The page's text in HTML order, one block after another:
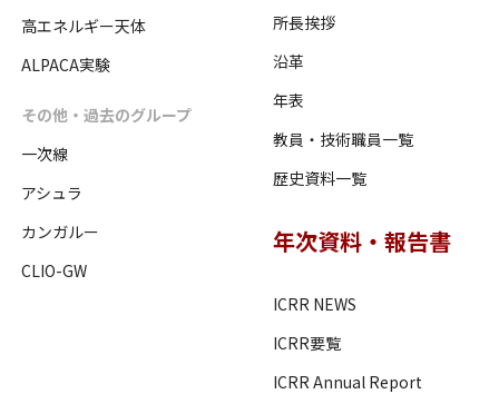
高エネルギー天体
ALPACA実験
その他・過去のグループ
一次線
アシュラ
カンガルー
CLIO-GW
所長挨拶
沿革
年表
教員・技術職員一覧
歴史資料一覧
年次資料・報告書
ICRR NEWS
ICRR要覧
ICRR Annual Report